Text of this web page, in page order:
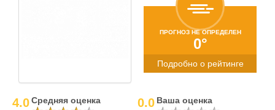
ПРОГНОЗ НЕ ОПРЕДЕЛЕН
0°
Подробно о рейтинге
4.0Средняя оценка 0.0 Ваша оценка